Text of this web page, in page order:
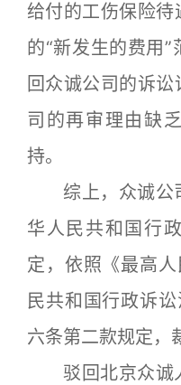
给付的工伤保险待
的“新发生的费用
回众诚公司的诉
司的再审理由缺
持。
综上，众诚公
华人民共和国行
定，依照《最高
民共和国行政诉
六条第二款规定，
驳回北京众诚